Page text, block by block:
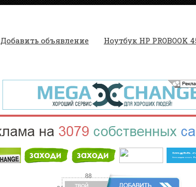
Добавить объявление Ноутбук HP PROBOOK